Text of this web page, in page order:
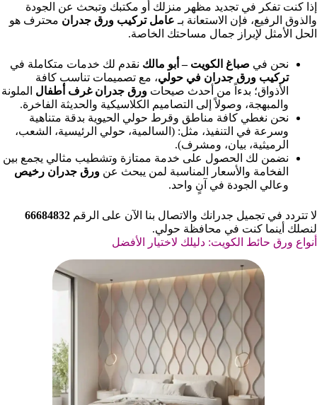
إذا كنت تفكر في تجديد مظهر منزلك أو مكتبك وتبحث عن الجودة
والذوق الرفيع، فإن الاستعانة بـ عامل تركيب ورق جدران محترف هو
الحل الأمثل لإبراز جمال مساحتك الخاصة.
نحن في صباغ الكويت – أبو مالك نقدم لك خدمات متكاملة في
تركيب ورق جدران في حولي، مع تصميمات تناسب كافة
الأذواق؛ بدءاً من أحدث صيحات ورق جدران غرف أطفال الملونة
والمبهجة، وصولاً إلى التصاميم الكلاسيكية والحديثة الفاخرة.
نحن نغطي كافة مناطق وقرط حولي الحيوية بدقة متناهية
وسرعة في التنفيذ، مثل: (السالمية، حولي الرئيسية، الشعب،
الرميثية، بيان، ومشرف).
نضمن لك الحصول على خدمة ممتازة وتشطيب مثالي يجمع بين
الفخامة والأسعار المناسبة لمن يبحث عن ورق جدران رخيص
وعالي الجودة في آنٍ واحد.
لا تتردد في تجميل جدرانك والاتصال بنا الآن على الرقم 66684832
لنصلك أينما كنت في محافظة حولي.
أنواع ورق حائط الكويت: دليلك لاختيار الأفضل